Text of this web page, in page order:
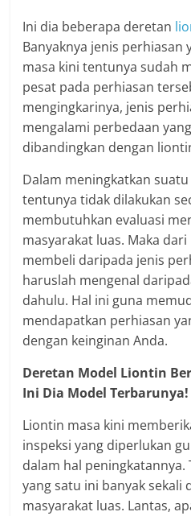
Ini dia beberapa deretan
Banyaknya jenis perhiasan
masa kini tentunya sudah
pesat pada perhiasan
mengingkarinya, jenis
mengalami perbedaan
dibandingkan dengan
Dalam meningkatkan
tentunya tidak dilakukan
membutuhkan evaluasi
masyarakat luas. Maka
membeli daripada jenis
haruslah mengenal
dahulu. Hal ini guna
mendapatkan perhiasan
dengan keinginan Anda.
Deretan Model Liontin
Ini Dia Model
Liontin masa kini
inspeksi yang diperlukan
dalam hal peningkatannya.
yang satu ini banyak sekali
masyarakat luas. Lantas,